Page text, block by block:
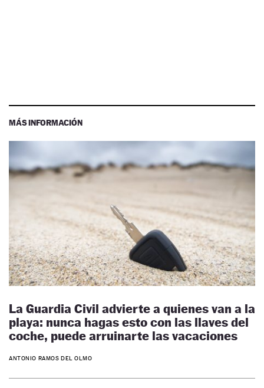
MÁS INFORMACIÓN
La Guardia Civil advierte a quienes van a la
playa: nunca hagas esto con las llaves del
coche, puede arruinarte las vacaciones
ANTONIO RAMOS DEL OLMO